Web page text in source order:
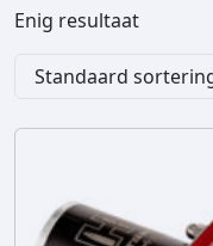
Enig resultaat